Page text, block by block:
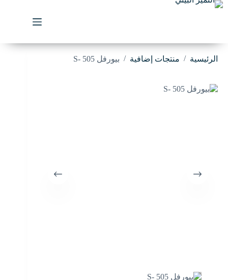
التجاوز
الرئيسية / منتجات إضافية / بيورفل S- 505